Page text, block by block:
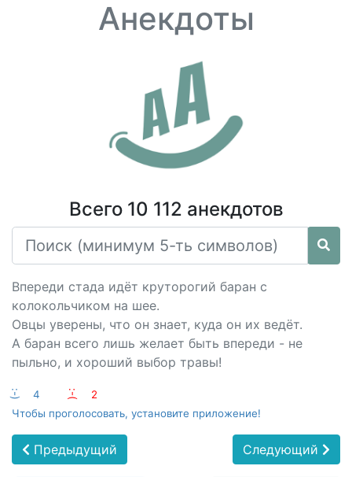
Анекдоты
Всего 10 112 анекдотов
Впереди стада идёт круторогий баран с
колокольчиком на шее.
Овцы уверены, что он знает, куда он их ведёт.
А баран всего лишь желает быть впереди - не
пыльно, и хороший выбор травы!
:-) 4 :-(
2
Чтобы проголосовать, установите приложение!
Предыдущий Следующий